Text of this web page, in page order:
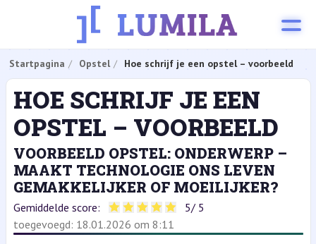
Startpagina Opstel Hoe schrijf je een opstel – voorbeeld
HOE SCHRIJF JE EEN
OPSTEL – VOORBEELD
VOORBEELD OPSTEL: ONDERWERP –
MAAKT TECHNOLOGIE ONS LEVEN
GEMAKKELIJKER OF MOEILIJKER?
Gemiddelde score: 5/ 5
toegevoegd: 18.01.2026 om 8:11